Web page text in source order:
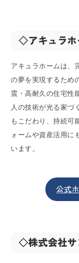
◇アキュラホ
アキュラホームは、
の夢を実現するため
震・高耐久の住宅性
人の技術が光る家づ
もこだわり、持続可
ォームや資産活用に
います。
公式
◇株式会社サ